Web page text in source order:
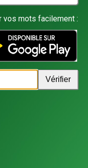
vos mots facilement :